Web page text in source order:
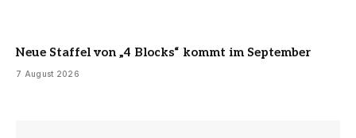
Neue Staffel von „4 Blocks“ kommt im September
7 August 2026